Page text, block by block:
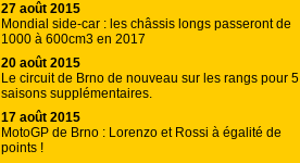
27 août 2015
Mondial side-car : les châssis longs passeront de
1000 à 600cm3 en 2017
20 août 2015
Le circuit de Brno de nouveau sur les rangs pour 5
saisons supplémentaires.
17 août 2015
MotoGP de Brno : Lorenzo et Rossi à égalité de
points !